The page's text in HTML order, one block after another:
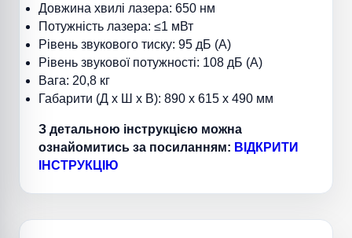
Довжина хвилі лазера: 650 нм
Потужність лазера: ≤1 мВт
Рівень звукового тиску: 95 дБ (A)
Рівень звукової потужності: 108 дБ (A)
Вага: 20,8 кг
Габарити (Д x Ш x В): 890 x 615 x 490 мм
З детальною інструкцією можна
ознайомитись за посиланням: ВІДКРИТИ
ІНСТРУКЦІЮ